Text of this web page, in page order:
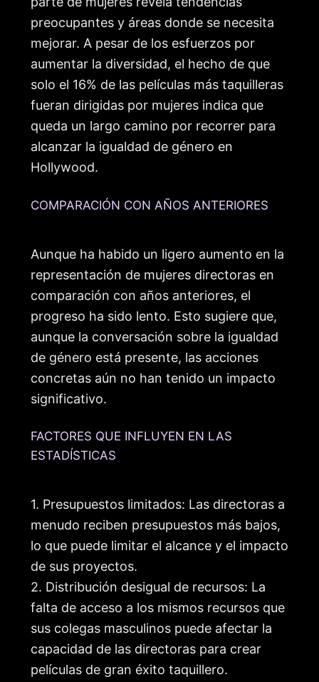
preocupantes y áreas donde se necesita
mejorar. A pesar de los esfuerzos por
aumentar la diversidad, el hecho de que
solo el 16% de las películas más taquilleras
fueran dirigidas por mujeres indica que
queda un largo camino por recorrer para
alcanzar la igualdad de género en
Hollywood.
COMPARACIÓN CON AÑOS ANTERIORES
Aunque ha habido un ligero aumento en la
representación de mujeres directoras en
comparación con años anteriores, el
progreso ha sido lento. Esto sugiere que,
aunque la conversación sobre la igualdad
de género está presente, las acciones
concretas aún no han tenido un impacto
significativo.
FACTORES QUE INFLUYEN EN LAS
ESTADÍSTICAS
1. Presupuestos limitados: Las directoras a
menudo reciben presupuestos más bajos,
lo que puede limitar el alcance y el impacto
de sus proyectos.
2. Distribución desigual de recursos: La
falta de acceso a los mismos recursos que
sus colegas masculinos puede afectar la
capacidad de las directoras para crear
películas de gran éxito taquillero.